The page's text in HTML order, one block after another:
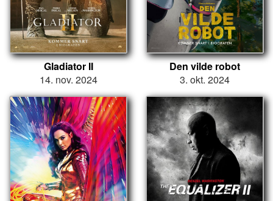
Gladiator II
14. nov. 2024
Den vilde robot
3. okt. 2024